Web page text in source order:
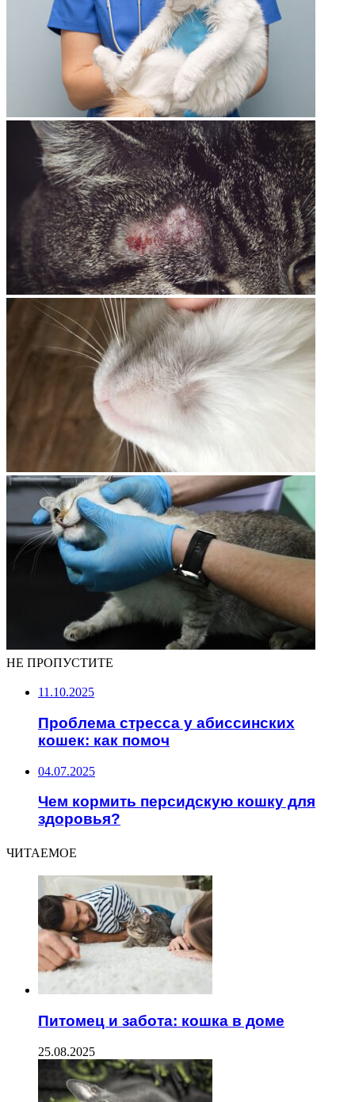
НЕ ПРОПУСТИТЕ
11.10.2025
Проблема стресса у абиссинских
кошек: как помоч
04.07.2025
Чем кормить персидскую кошку для
здоровья?
ЧИТАЕМОЕ
Питомец и забота: кошка в доме
25.08.2025